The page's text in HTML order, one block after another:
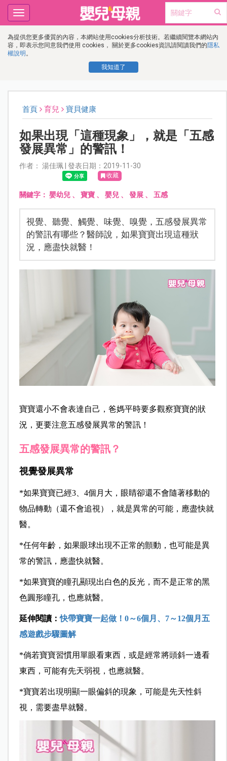
為提供您更多優質的內容，本網站使用cookies分析技術。若繼續閱覽本網站內
容，即表示您同意我們使用 cookies， 關於更多cookies資訊請閱讀我們的隱私
權說明 。
我知道了
Toggle
navigation
首頁 育兒 寶貝健康
如果出現「這種現象」，就是「五感
發展異常」的警訊！
作者： 湯佳珮 | 發表日期：2019-11-30
收藏
關鍵字： 嬰幼兒、 寶寶、 嬰兒、 發展、 五感
視覺、聽覺、觸覺、味覺、嗅覺，五感發展異常
的警訊有哪些？醫師說，如果寶寶出現這種狀
況，應盡快就醫！
寶寶還小不會表達自己，爸媽平時要多觀察寶寶的狀
況，更要注意五感發展異常的警訊！
五感發展異常的警訊？
視覺發展異常
*如果寶寶已經3、4個月大，眼睛卻還不會隨著移動的
物品轉動（還不會追視），就是異常的可能，應盡快就
醫。
*任何年齡，如果眼球出現不正常的顫動，也可能是異
常的警訊，應盡快就醫。
*如果寶寶的瞳孔顯現出白色的反光，而不是正常的黑
色圓形瞳孔，也應就醫。
延伸閱讀：快帶寶寶一起做！0～6個月、7～12個月五
感遊戲步驟圖解
*倘若寶寶習慣用單眼看東西，或是經常將頭斜一邊看
東西，可能有先天弱視，也應就醫。
*寶寶若出現明顯一眼偏斜的現象，可能是先天性斜
視，需要盡早就醫。